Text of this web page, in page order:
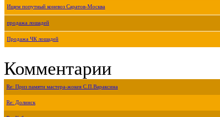
Ищем попутный коневоз Саратов-Москва
продажа лошадей
Продажа ЧК лошадей
Комментарии
Re: Приз памяти мастера-жокея С.П.Вараксина
Re: Долинск